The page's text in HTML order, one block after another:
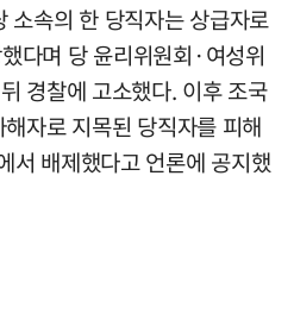
소속의 한 당직자는 상급자로
다며 당 윤리위원회·여성위
경찰에 고소했다. 이후 조국
자로 지목된 당직자를 피해
서 배제했다고 언론에 공지했